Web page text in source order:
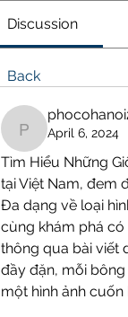
Discussion
Back
phocohanoi2
April 6, 2024
Tìm Hiểu Những
tại Việt Nam, đem
Đa dạng về loại
cùng khám phá có
thông qua bài viết
đầy đặn, mỗi
một hình ảnh cuốn